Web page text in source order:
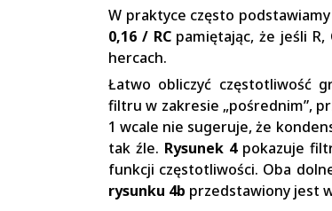
W praktyce często
0,16 / RCpamiętając, że jeśli R,
hercach.
Łatwo obliczyć częstotliwość
filtru w zakresie „pośrednim”,
1 wcale nie sugeruje, że
tak źle. Rysunek 4pokazuje
funkcji częstotliwości. Oba
rysunku 4b przedstawiony jest